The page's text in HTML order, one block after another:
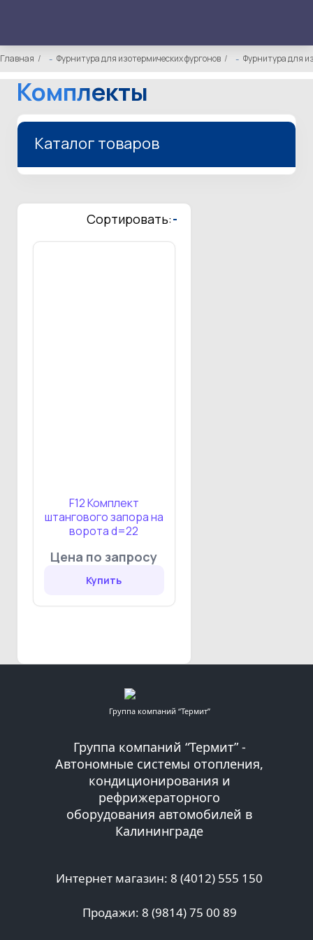
Главная Фурнитура для изотермических фургонов Фурнитура для
Комплекты
Каталог товаров
Сортировать:-
F12 Комплект
штангового запора на
ворота d=22
Цена по запросу
Купить
Группа компаний “Термит”
Группа компаний “Термит” -
Автономные системы отопления,
кондиционирования и
рефрижераторного
оборудования автомобилей в
Калининграде
Интернет магазин: 8 (4012) 555 150
Продажи: 8 (9814) 75 00 89